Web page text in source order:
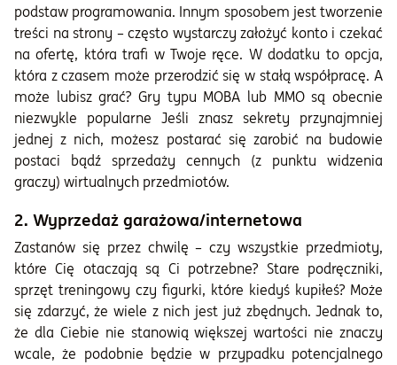
podstaw programowania. Innym sposobem jest tworzenie
treści na strony – często wystarczy założyć konto i czekać
na ofertę, która trafi w Twoje ręce. W dodatku to opcja,
która z czasem może przerodzić się w stałą współpracę. A
może lubisz grać? Gry typu MOBA lub MMO są obecnie
niezwykle popularne Jeśli znasz sekrety przynajmniej
jednej z nich, możesz postarać się zarobić na budowie
postaci bądź sprzedaży cennych (z punktu widzenia
graczy) wirtualnych przedmiotów.
2. Wyprzedaż garażowa/internetowa
Zastanów się przez chwilę – czy wszystkie przedmioty,
które Cię otaczają są Ci potrzebne? Stare podręczniki,
sprzęt treningowy czy figurki, które kiedyś kupiłeś? Może
się zdarzyć, że wiele z nich jest już zbędnych. Jednak to,
że dla Ciebie nie stanowią większej wartości nie znaczy
wcale, że podobnie będzie w przypadku potencjalnego